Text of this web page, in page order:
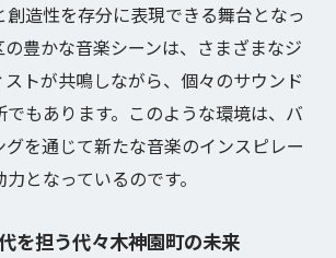
が注目する新技術の役割
プローチがもたらす音楽の進化
ィストが夢見る制作環境
音楽制作に向けた技術革新
創造性を存分に表現できる舞台となっ
豊かな音楽シーンは、さまざまなジ
ストが共鳴しながら、個々のサウンド
でもあります。このような環境は、バ
グを通じて新たな音楽のインスピレー
となっているのです。
を担う代々木神園町の未来